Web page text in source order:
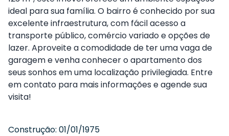
ideal para sua família. O bairro é conhecido por sua
excelente infraestrutura, com fácil acesso a
transporte público, comércio variado e opções de
lazer. Aproveite a comodidade de ter uma vaga de
garagem e venha conhecer o apartamento dos
seus sonhos em uma localização privilegiada. Entre
em contato para mais informações e agende sua
visita!
Construção: 01/01/1975